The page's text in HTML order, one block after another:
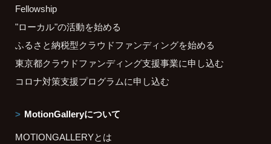
Fellowship
"ローカル"の活動を始める
ふるさと納税型クラウドファンディングを始める
東京都クラウドファンディング支援事業に申し込む
コロナ対策支援プログラムに申し込む
MotionGalleryについて
MOTIONGALLERYとは